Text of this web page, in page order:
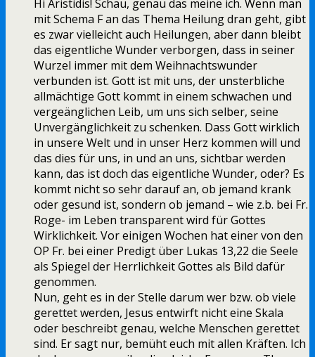
Hi Aristidis! Schau, genau das meine ich. Wenn man
mit Schema F an das Thema Heilung dran geht, gibt
es zwar vielleicht auch Heilungen, aber dann bleibt
das eigentliche Wunder verborgen, dass in seiner
Wurzel immer mit dem Weihnachtswunder
verbunden ist. Gott ist mit uns, der unsterbliche
allmächtige Gott kommt in einem schwachen und
vergeänglichen Leib, um uns sich selber, seine
Unvergänglichkeit zu schenken. Dass Gott wirklich
in unsere Welt und in unser Herz kommen will und
das dies für uns, in und an uns, sichtbar werden
kann, das ist doch das eigentliche Wunder, oder? Es
kommt nicht so sehr darauf an, ob jemand krank
oder gesund ist, sondern ob jemand – wie z.b. bei Fr.
Roge- im Leben transparent wird für Gottes
Wirklichkeit. Vor einigen Wochen hat einer von den
OP Fr. bei einer Predigt über Lukas 13,22 die Seele
als Spiegel der Herrlichkeit Gottes als Bild dafür
genommen.
Nun, geht es in der Stelle darum wer bzw. ob viele
gerettet werden, Jesus entwirft nicht eine Skala
oder beschreibt genau, welche Menschen gerettet
sind. Er sagt nur, bemüht euch mit allen Kräften. Ich